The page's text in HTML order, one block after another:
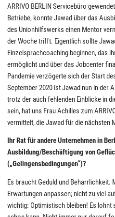
ARRIVO BERLIN Servicebüro
Betriebe, konnte Jawad über das
des Unionhilfswerks einen Mentor
der Woche trifft. Eigentlich sollte
Einzelsprachcoaching beginnen, das
ermöglicht und über das Jobcenter
Pandemie verzögerte sich der Start
September 2020 ist Jawad nun in der
trotz der auch fehlenden Einblicke in
sein, hat uns Frau Achilles zum
vermittelt, die Jawad für die nächsten
Ihr Rat für andere Unternehmen in
Ausbildung/Beschäftigung von
(„Gelingensbedingungen“)?
Es braucht Geduld und Beharrlichkeit.
Erwartungen anpassen; nicht zu viel
wichtig: Optimistisch bleiben! Es lohnt